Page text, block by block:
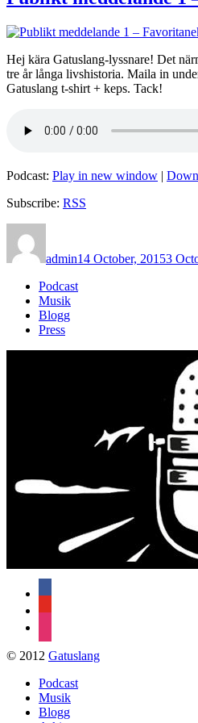
Hej kära Gatuslang-lyssnare! Det
tre år långa livshistoria. Maila in
Gatuslang t-shirt + keps. Tack!
Podcast: Play in new window |
Subscribe: RSS
admin14 October, 20153
Podcast
Musik
Blogg
Press
© 2012 Gatuslang
Podcast
Musik
Blogg